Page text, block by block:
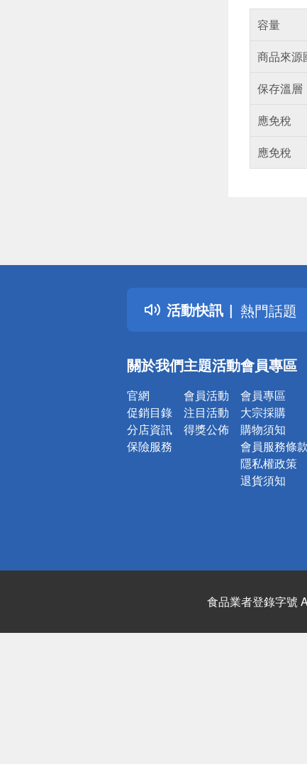
容量
商品來源
保存溫層
應免稅
應免稅
活動快訊
詐騙網頁
得獎公告
熱門話題
銀行優惠
詐騙網頁
關於我們
官網
促銷目錄
分店資訊
保險服務
主題活動
會員活動
注目活動
得獎公佈
會員專區
會員專區
大宗採購
購物須知
會員服務條款
隱私權政策
退貨須知
食品業者登錄字號